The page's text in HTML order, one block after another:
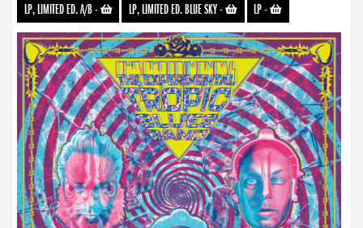
LP, LIMITED ED. A/B- LP, LIMITED ED. BLUE SKY- LP-